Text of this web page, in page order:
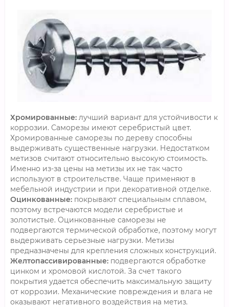
Хромированные: лучший вариант для устойчивости к
коррозии. Саморезы имеют серебристый цвет.
Хромированные саморезы по дереву способны
выдерживать существенные нагрузки. Недостатком
метизов считают относительно высокую стоимость.
Именно из-за цены на метизы их не так часто
используют в строительстве. Чаще применяют в
мебельной индустрии и при декоративной отделке.
Оцинкованные: покрывают специальным сплавом,
поэтому встречаются модели серебристые и
золотистые. Оцинкованные саморезы не
подвергаются термической обработке, поэтому могут
выдерживать серьезные нагрузки. Метизы
предназначены для крепления сложных конструкций.
Желтопассивированные: подвергаются обработке
цинком и хромовой кислотой. За счет такого
покрытия удается обеспечить максимальную защиту
от коррозии. Механические повреждения и влага не
оказывают негативного воздействия на метиз.